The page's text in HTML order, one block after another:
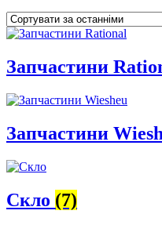
Запчастини
Запчастини
Скло (7)